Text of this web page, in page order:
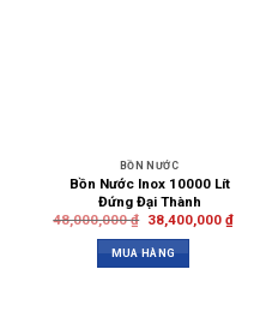
BỒN NƯỚC
Bồn Nước Inox 10000 Lít
Đứng Đại Thành
48,000,000₫ 38,400,000 ₫
MUA HÀNG